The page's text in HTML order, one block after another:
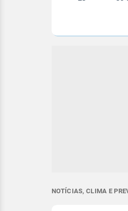
NOTÍCIAS, CLIMA E